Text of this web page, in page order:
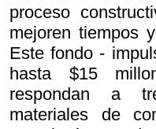
proceso
mejoren tiempos
Este fondo -
hasta $15
respondan a
materiales de